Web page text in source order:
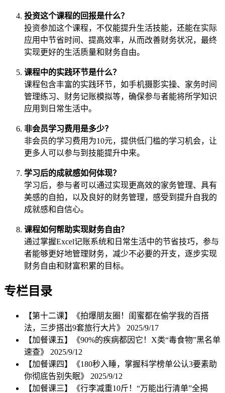
投资这个课程的回报是什么？
投资参加这个课程，不仅能提升生活技能，还能在实际
应用中节省时间、提高效率，从而改善财务状况，最终
实现更好的生活质量和财务自由。
课程中的实践环节是什么？
课程包含丰富的实践环节，如手机摄影实操、家务时间
管理练习、财务记账模拟等，确保参与者能将所学知识
应用到日常生活中。
非会员学习费用是多少？
非会员的学习费用为10元，提供低门槛的学习机会，让
更多人可以参与到技能提升中来。
学习后的成就感如何体现？
学习后，参与者可以通过实现更高效的家务管理、具有
美感的自拍，以及良好的财务管理，感受到提升自我的
成就感和自信心。
课程如何帮助实现财务自由？
通过掌握Excel记账系统和日常生活中的节省技巧，参与
者能够更好地管理财务，减少不必要的开支，逐步实现
财务自由和财富积累的目标。
专栏目录
【第十二课】《拍爆朋友圈！闺蜜都在偷学我的百搭
法，三步搭出9套旅行大片》 2025/9/17
【加餐课五】《90%的疾病都因它！X类“毒食物”黑名单
速查》 2025/9/12
【加餐课四】《180秒入睡，掌握科学榜单公认3要素助
你彻底告别失眠》 2025/9/12
【加餐课三】《行李减重10斤！“万能出行清单”全揭